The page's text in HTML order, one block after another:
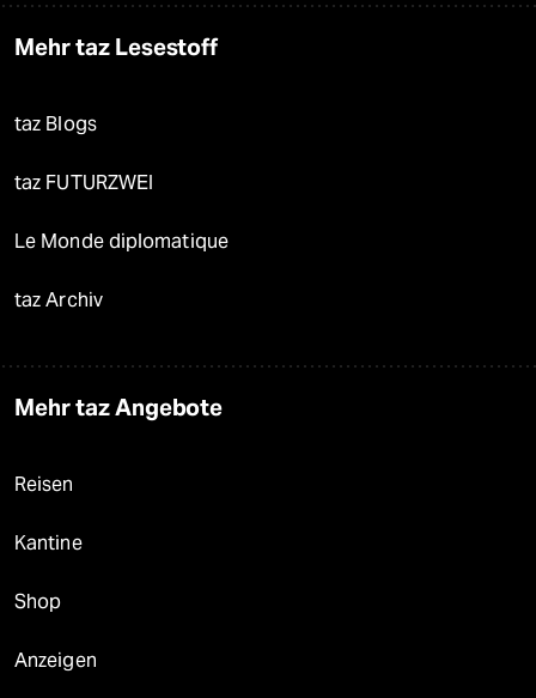
Mehr taz Lesestoff
taz Blogs
taz FUTURZWEI
Le Monde diplomatique
taz Archiv
Mehr taz Angebote
Reisen
Kantine
Shop
Anzeigen